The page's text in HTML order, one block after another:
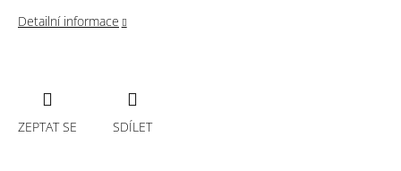
Detailní informace
ZEPTAT SE SDÍLET